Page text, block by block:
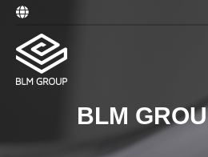
BLM